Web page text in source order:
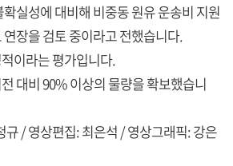
실성에 대비해 비중동 원유 운송비 지원
장을 검토 중이라고 전했습니다.
이라는 평가입니다.
대비 90% 이상의 물량을 확보했습니
규 / 영상편집: 최은석 / 영상그래픽: 강은